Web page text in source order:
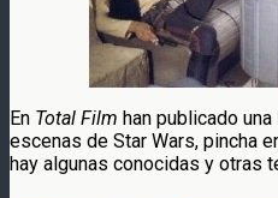
En Total Film han publicado
escenas de Star Wars, pincha
hay algunas conocidas y otras